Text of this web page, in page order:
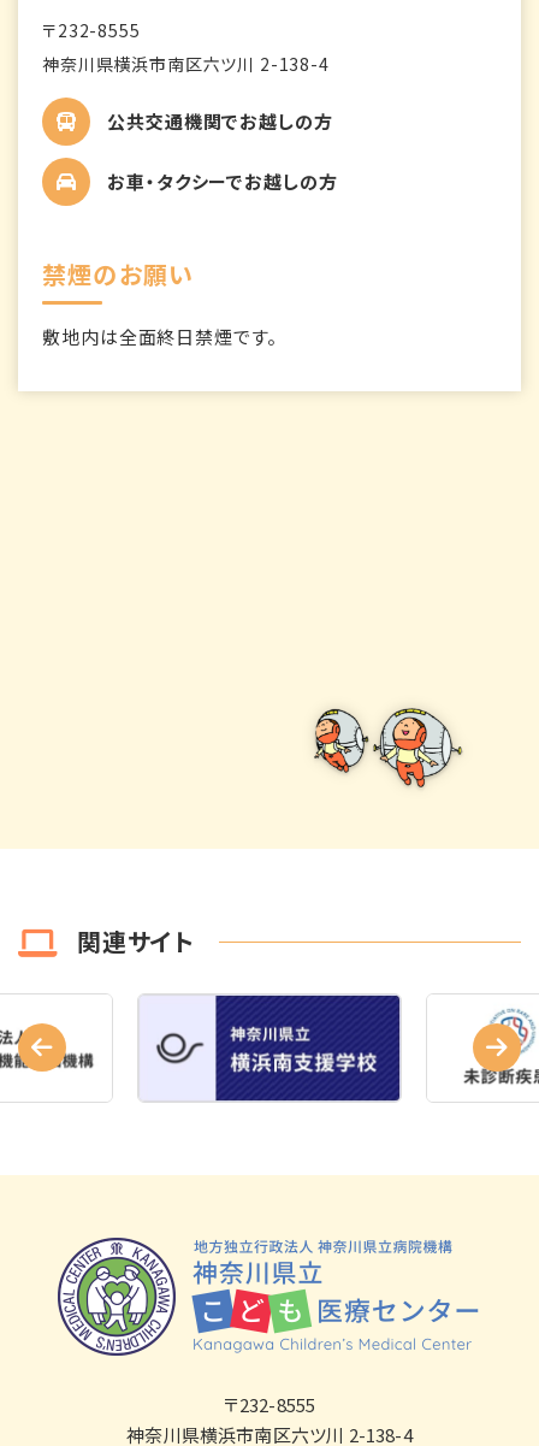
〒232-8555
神奈川県横浜市南区六ツ川 2-138-4
公共交通機関でお越しの方
お車・タクシーでお越しの方
禁煙のお願い
敷地内は全面終日禁煙です。
関連サイト
〒232-8555
神奈川県横浜市南区六ツ川 2-138-4